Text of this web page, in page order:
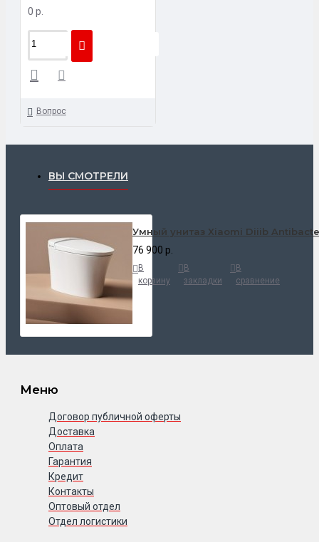
0 р.
Вопрос
ВЫ СМОТРЕЛИ
Умный унитаз Xiaomi Diiib
76 900 р.
В
корзину
В
закладки
В
сравнение
Меню
Договор публичной оферты
Доставка
Оплата
Гарантия
Кредит
Контакты
Оптовый отдел
Отдел логистики